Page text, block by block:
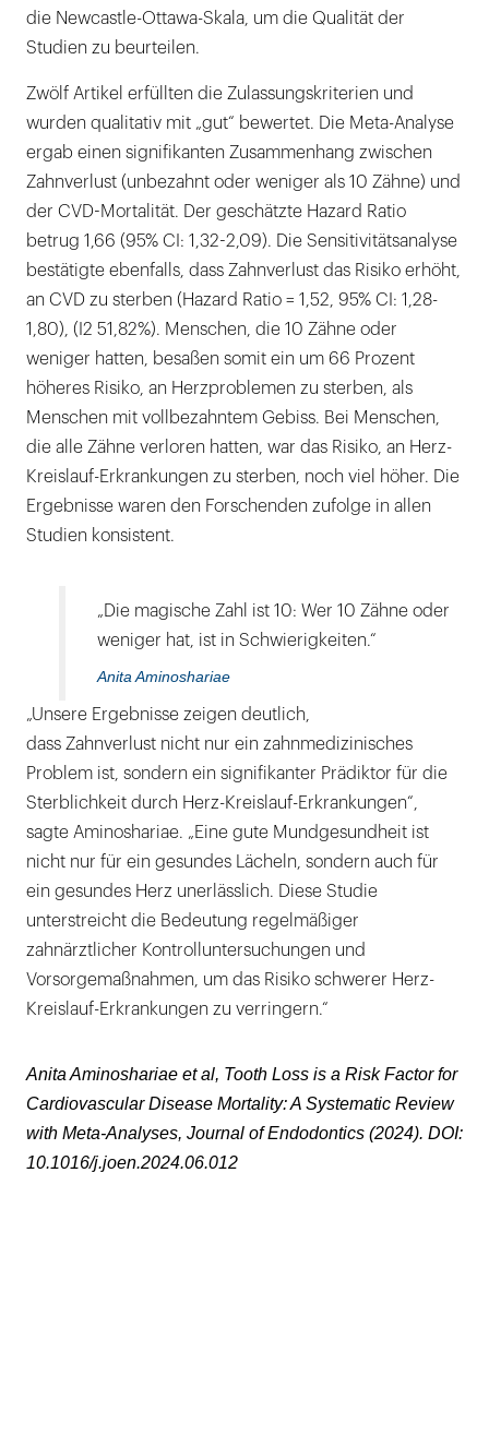
die Newcastle-Ottawa-Skala, um die Qualität der
Studien zu beurteilen.
Zwölf Artikel erfüllten die Zulassungskriterien und
wurden qualitativ mit „gut“ bewertet. Die Meta-Analyse
ergab einen signifikanten Zusammenhang zwischen
Zahnverlust (unbezahnt oder weniger als 10 Zähne) und
der CVD-Mortalität. Der geschätzte Hazard Ratio
betrug 1,66 (95% CI: 1,32-2,09). Die Sensitivitätsanalyse
bestätigte ebenfalls, dass Zahnverlust das Risiko erhöht,
an CVD zu sterben (Hazard Ratio = 1,52, 95% CI: 1,28-
1,80), (I2 51,82%). Menschen, die 10 Zähne oder
weniger hatten, besaßen somit ein um 66 Prozent
höheres Risiko, an Herzproblemen zu sterben, als
Menschen mit vollbezahntem Gebiss. Bei Menschen,
die alle Zähne verloren hatten, war das Risiko, an Herz-
Kreislauf-Erkrankungen zu sterben, noch viel höher. Die
Ergebnisse waren den Forschenden zufolge in allen
Studien konsistent.
„Die magische Zahl ist 10: Wer 10 Zähne oder
weniger hat, ist in Schwierigkeiten.“
Anita Aminoshariae
„Unsere Ergebnisse zeigen deutlich,
dass Zahnverlust nicht nur ein zahnmedizinisches
Problem ist, sondern ein signifikanter Prädiktor für die
Sterblichkeit durch Herz-Kreislauf-Erkrankungen“,
sagte Aminoshariae. „Eine gute Mundgesundheit ist
nicht nur für ein gesundes Lächeln, sondern auch für
ein gesundes Herz unerlässlich. Diese Studie
unterstreicht die Bedeutung regelmäßiger
zahnärztlicher Kontrolluntersuchungen und
Vorsorgemaßnahmen, um das Risiko schwerer Herz-
Kreislauf-Erkrankungen zu verringern.“
Anita Aminoshariae et al, Tooth Loss is a Risk Factor for
Cardiovascular Disease Mortality: A Systematic Review
with Meta-Analyses, Journal of Endodontics (2024). DOI:
10.1016/j.joen.2024.06.012